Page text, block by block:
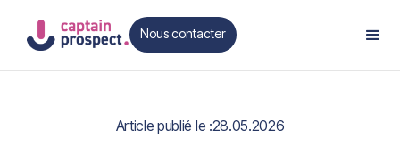
Nous contacter
Contact
Article publié le :28.05.2026